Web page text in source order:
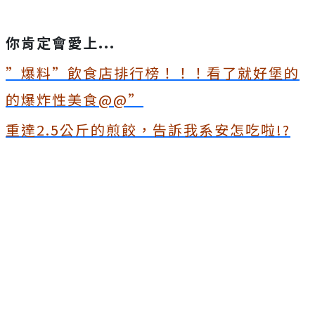
你肯定會愛上...
”爆料”飲食店排行榜！！！看了就好堡的
的爆炸性美食@@”
重達2.5公斤的煎餃，告訴我系安怎吃啦!?